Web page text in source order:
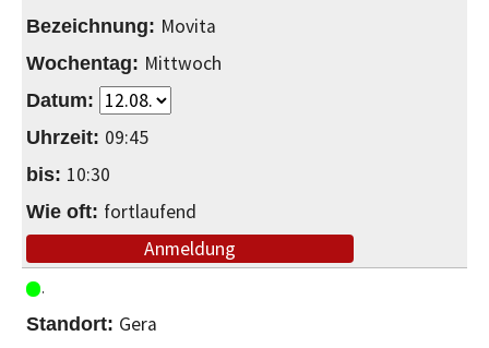
Movita
Mittwoch
09:45
10:30
fortlaufend
Anmeldung
Gera